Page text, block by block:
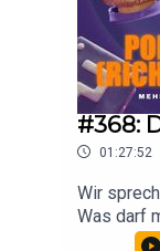
#368:
01:27:52
Wir
Was darf